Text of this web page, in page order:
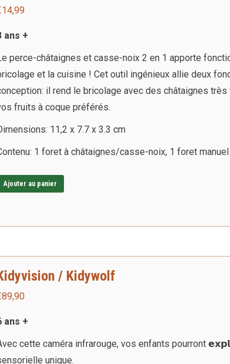
14,99
ans +
perce-châtaignes et casse-noix 2 en 1 apporte
et la cuisine ! Cet outil ingénieux allie deux
il rend le bricolage avec des châtaignes
fruits à coque préférés.
11,2 x 7.7 x 3.3 cm
1 foret à châtaignes/casse-noix, 1 foret manuel
Ajouter au panier
/ Kidywolf
89,90
ans +
cette caméra infrarouge, vos enfants pourront
unique.